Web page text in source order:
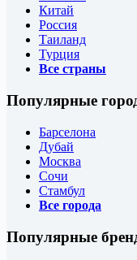
Китай
Россия
Таиланд
Турция
Все страны
Популярные
Барселона
Дубай
Москва
Сочи
Стамбул
Все города
Популярные